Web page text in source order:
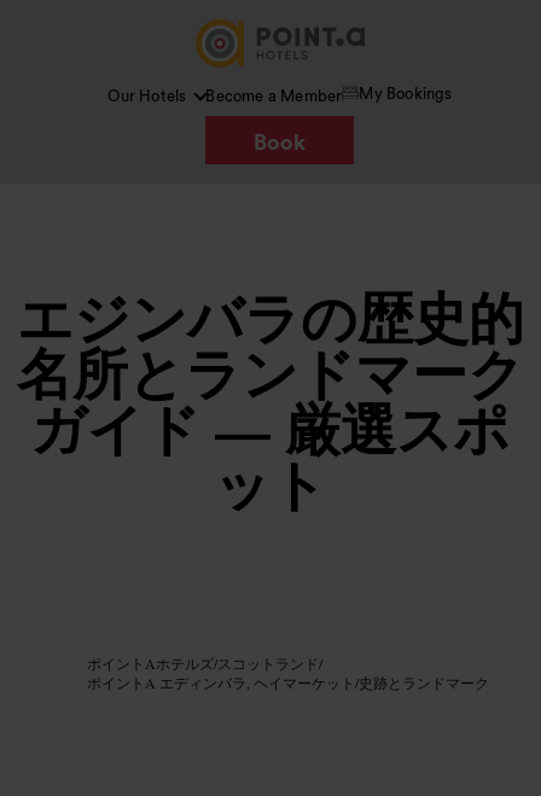
Our Hotels Become a Member My Bookings
Book
エジンバラの歴史的
名所とランドマーク
ガイド — 厳選スポ
ット
ポイントAホテルズ/スコットランド/
ポイントA エディンバラ, ヘイマーケット/史跡とランドマーク